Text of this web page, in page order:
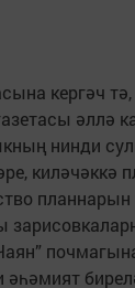
кергәч
әллә
нинди
киләчәккә